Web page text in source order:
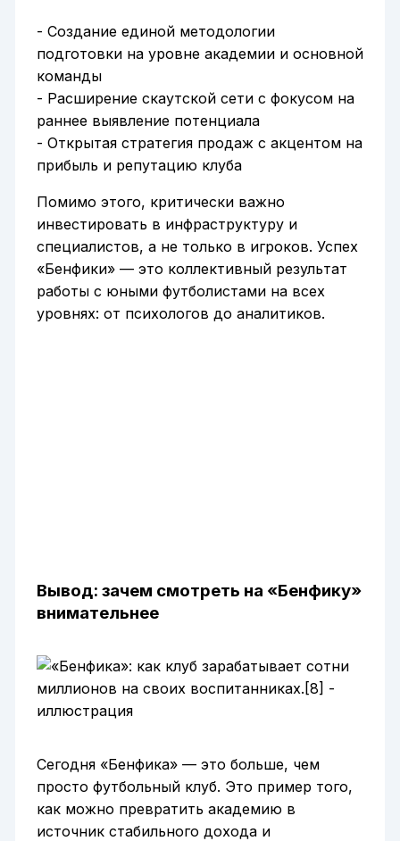
- Создание единой методологии
подготовки на уровне академии и основной
команды
- Расширение скаутской сети с фокусом на
раннее выявление потенциала
- Открытая стратегия продаж с акцентом на
прибыль и репутацию клуба
Помимо этого, критически важно
инвестировать в инфраструктуру и
специалистов, а не только в игроков. Успех
«Бенфики» — это коллективный результат
работы с юными футболистами на всех
уровнях: от психологов до аналитиков.
Вывод: зачем смотреть на «Бенфику»
внимательнее
Сегодня «Бенфика» — это больше, чем
просто футбольный клуб. Это пример того,
как можно превратить академию в
источник стабильного дохода и